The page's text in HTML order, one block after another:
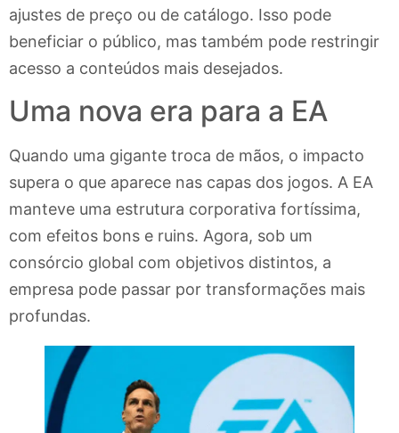
ajustes de preço ou de catálogo. Isso pode
beneficiar o público, mas também pode restringir
acesso a conteúdos mais desejados.
Uma nova era para a EA
Quando uma gigante troca de mãos, o impacto
supera o que aparece nas capas dos jogos. A EA
manteve uma estrutura corporativa fortíssima,
com efeitos bons e ruins. Agora, sob um
consórcio global com objetivos distintos, a
empresa pode passar por transformações mais
profundas.